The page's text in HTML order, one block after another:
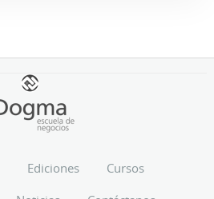
Ediciones
Cursos